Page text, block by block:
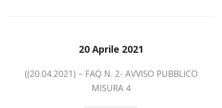
20 Aprile 2021
((20.04.2021) – FAQ N. 2- AVVISO PUBBLICO
MISURA 4